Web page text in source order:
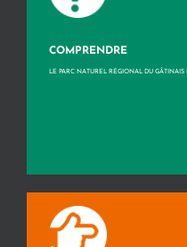
COMPRENDRE
LE PARC NATUREL RÉGIONAL DU GÂTINAIS